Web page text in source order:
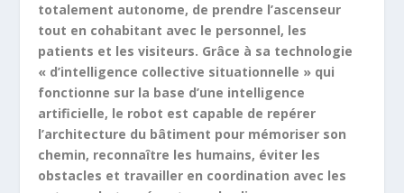
totalement autonome, de prendre l’ascenseur
tout en cohabitant avec le personnel, les
patients et les visiteurs. Grâce à sa technologie
« d’intelligence collective situationnelle » qui
fonctionne sur la base d’une intelligence
artificielle, le robot est capable de repérer
l’architecture du bâtiment pour mémoriser son
chemin, reconnaître les humains, éviter les
obstacles et travailler en coordination avec les